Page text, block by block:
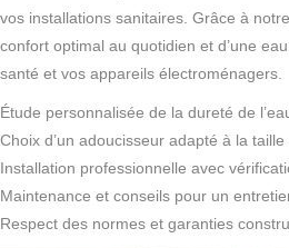
vos installations sanitaires. Grâce à
confort optimal au quotidien et d’une
santé et vos appareils électroménagers.
Étude personnalisée de la dureté de
Choix d’un adoucisseur adapté à la
Installation professionnelle avec
Maintenance et conseils pour un
Respect des normes et garanties